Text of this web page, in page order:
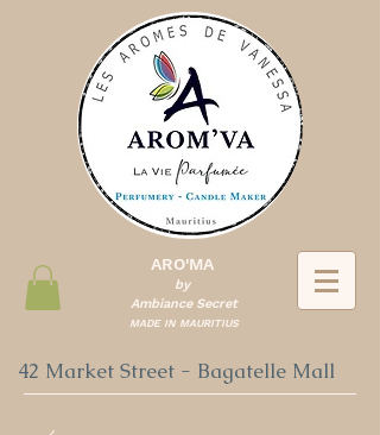
ARO'MA
by
Ambiance Secret
MADE IN MAURITIUS
42 Market Street - Bagatelle Mall